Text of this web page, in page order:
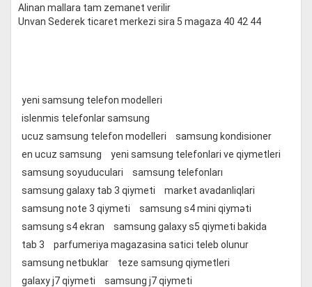
Alinan mallara tam zemanet verilir
Unvan Sederek ticaret merkezi sira 5 magaza 40 42 44
yeni samsung telefon modelleri
islenmis telefonlar samsung
ucuz samsung telefon modelleri
samsung kondisioner
en ucuz samsung
yeni samsung telefonlari ve qiymetleri
samsung soyuduculari
samsung telefonları
samsung galaxy tab 3 qiymeti
market avadanliqlari
samsung note 3 qiymeti
samsung s4 mini qiyməti
samsung s4 ekran
samsung galaxy s5 qiymeti bakida
tab 3
parfumeriya magazasina satici teleb olunur
samsung netbuklar
teze samsung qiymetleri
galaxy j7 qiymeti
samsung j7 qiymeti